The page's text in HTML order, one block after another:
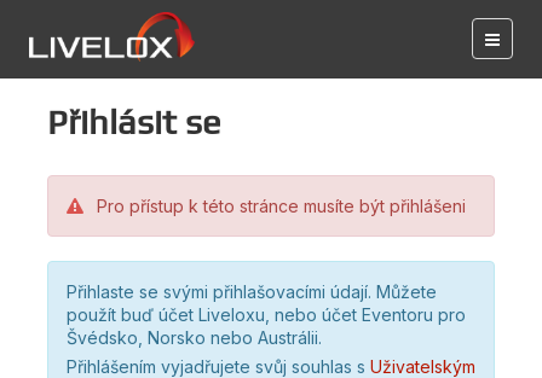
Přihlásit se
Pro přístup k této stránce musíte být přihlášeni
Přihlaste se svými přihlašovacími údají. Můžete
použít buď účet Liveloxu, nebo účet Eventoru pro
Švédsko, Norsko nebo Austrálii.
Přihlášením vyjadřujete svůj souhlas s Uživatelským